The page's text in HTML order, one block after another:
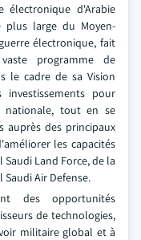
électronique d'Arabie
large du Moyen-
électronique, fait
programme de
le cadre de sa Vision
pour
nationale, tout en se
auprès des principaux
les capacités
Saudi Land Force, de la
Saudi Air Defense.
des opportunités
de technologies,
militaire global et à